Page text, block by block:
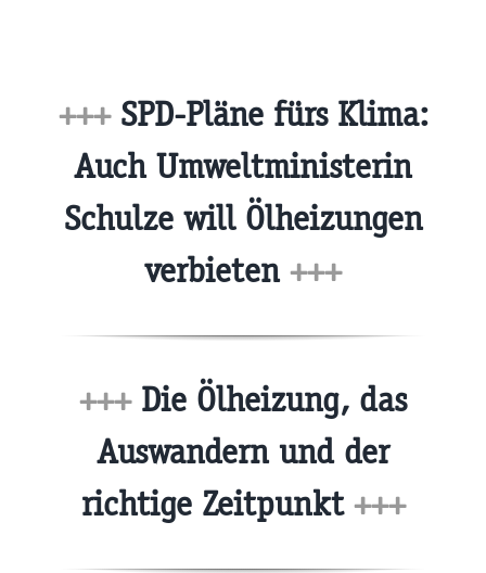
+++SPD-Pläne fürs Klima:
Auch Umweltministerin
Schulze will Ölheizungen
verbieten +++
+++Die Ölheizung, das
Auswandern und der
richtige Zeitpunkt +++